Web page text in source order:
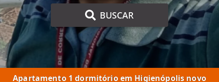
BUSCAR
Apartamento 1 dormitório em Higienópolis novo